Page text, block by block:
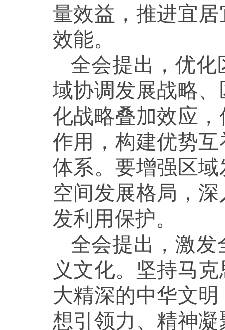
量效益，推进宜
效能。
全会提出，优
域协调发展战略
化战略叠加效应
作用，构建优势
体系。要增强区
空间发展格局，
发利用保护。
全会提出，激
义文化。坚持马
大精深的中华文
想引领力、精神